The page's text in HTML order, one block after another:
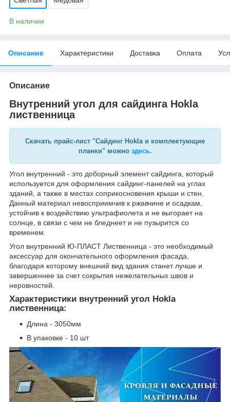
В наличии
Описание Характеристики Доставка Оплата
Описание
Внутренний угол для сайдинга Hokla
лиственница
Скачать прайс-лист "Сайдинг Hokla и комплектующие
планки" можно здесь.
Угол внутренний - это доборный элемент сайдинга, который
используется для оформления сайдинг-панелей на углах
зданий, а также в местах соприкосновения крыши и стен.
Данный материал невосприимчив к ржавчине и осадкам,
устойчив к воздействию ультрафиолета и не выгорает на
солнце, в связи с чем не бледнеет и не пузырится со
временем.
Угол внутренний Ю-ПЛАСТ Лиственница - это необходимый
аксессуар для окончательного оформления фасада,
благодаря которому внешний вид здания станет лучше и
завершеннее за счет сокрытия нежелательных швов и
неровностей.
Характеристики внутренний угол Hokla
лиственница:
Длина - 3050мм
В упаковке - 10 шт